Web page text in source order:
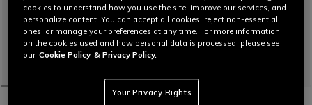
cookies to understand how you use the site, improve our services, and
personalize content. You can accept all cookies, reject non-essential
ones, or manage your preferences at any time. For more information
on the cookies used and how personal data is processed, please see
our Cookie Policy & Privacy Policy.
Your Privacy Rights